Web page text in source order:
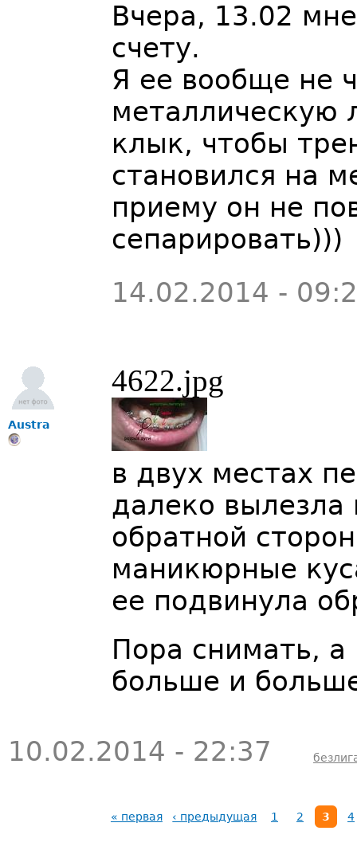
Вчера, 13.02
счету.
Я ее вообще не
металлическую
клык, чтобы
становился на
приему он не
сепарировать)))
14.02.2014 -
Austra
4622.jpg
в двух местах
далеко вылезла
обратной
маникюрные
ее подвинула
Пора снимать, а
больше и
10.02.2014 - 22:37
« первая ‹ предыдущая 1 2 3 4